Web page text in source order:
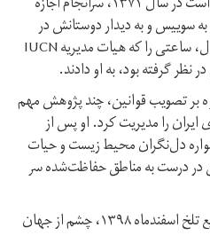
سوییس و به دیدار دوستانش در
WWF و IUCN رفت. پس از ۱۴ سال، ساعتی را که هیات مدیریه IUCN
گرفته بود، به او دادند.
بر تصویب قوانین، چند پژوهش مهم
را مدیریت کرد. او پس از
همواره دل‌نگران محیط‌ زیست و حیات‌
در درست به مناطق حفاظت‌شده سر
اسکندر فیروز سرانجام در میانه وقایع تلخ اسفند‌ماه ۱۳۹۸، چشم از جهان